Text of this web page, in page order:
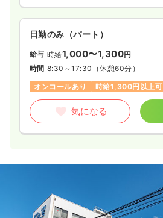
日勤のみ（パート）
給与 時給1,000〜1,300円
時間 8:30～17:30 （休憩60分）
オンコールあり
時給1,300円以上可
気になる